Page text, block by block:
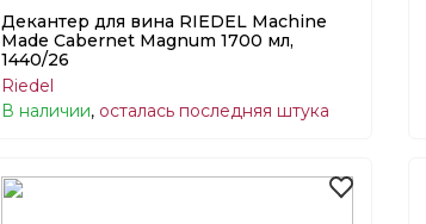
Декантер для вина RIEDEL Machine
Made Cabernet Magnum 1700 мл,
1440/26
Riedel
В наличии, осталась последняя штука